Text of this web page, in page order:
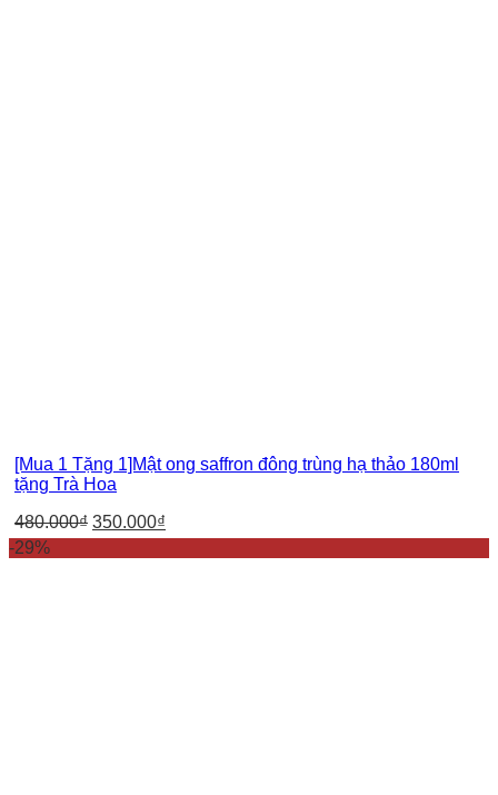
[Mua 1 Tặng 1]Mật ong saffron đông trùng hạ thảo 180ml
tặng Trà Hoa
480.000₫ 350.000₫
-29%